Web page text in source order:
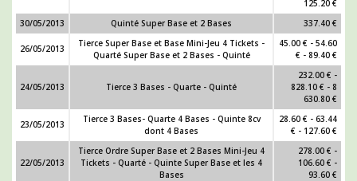
125.20 €
30/05/2013
Quinté Super Base et 2 Bases 337.40 €
26/05/2013
Tierce Super Base et Base Mini-Jeu 4 Tickets -
Quarté Super Base et 2 Bases - Quinté
45.00 € - 54.60
€ - 89.40 €
24/05/2013 Tierce 3 Bases - Quarte - Quinté
232.00 € -
828.10 € - 8
630.80 €
23/05/2013
Tierce 3 Bases- Quarte 4 Bases - Quinte 8cv
dont 4 Bases
28.60 € - 63.44
€ - 127.60 €
22/05/2013
Tierce Ordre Super Base et 2 Bases Mini-Jeu 4
Tickets - Quarté - Quinte Super Base et les 4
Bases
278.00 € -
106.60 € -
93.60 €